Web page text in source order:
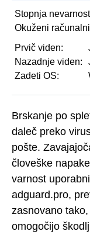
Stopnja
Okuženi
Prvič viden:
Nazadnje viden:
Zadeti OS:
Brskanje po
daleč preko
pošte.
človeške
varnost
adguard.pro,
zasnovano
omogočijo